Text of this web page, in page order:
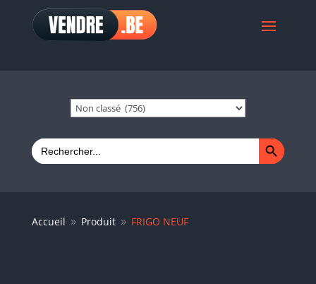
Search
for:
Search Button
Accueil 9 Produit 9 FRIGO NEUF